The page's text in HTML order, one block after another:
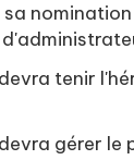
tenir
gérer